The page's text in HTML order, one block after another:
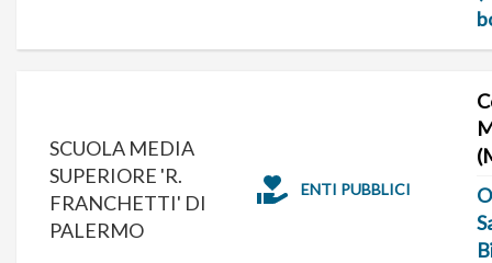
SCUOLA MEDIA
SUPERIORE 'R.
FRANCHETTI' DI
PALERMO
ENTI PUBBLICI